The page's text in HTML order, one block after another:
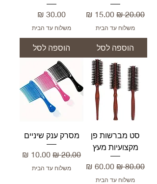
מחיר רגילמחיר מבצע
משלוח עד הבית
הוספה לסל
מחיר
משלוח עד הבית
הוספה לסל
סט מברשות פן
מקצועיות מעץ
מחיר רגילמחיר מבצע
משלוח עד הבית
מסרק ענק שיניים
מחיר רגילמחיר מבצע
משלוח עד הבית